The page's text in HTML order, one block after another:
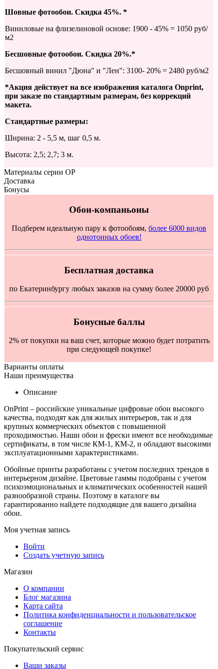
Шовные фотообои. Скидка 45%. *
Виниловые на флизелиновой основе: 1900 - 45% = 1050 руб/
м2
Бесшовные фотообои. Скидка 20%.*
Бесшовный винил "Дюна" и "Лен": 3100- 20% = 2480 руб/м2
*Акция действует на все изображения каталога Onprint,
при заказе по стандартным размерам, без коррекций
макета.
Стандартные размеры:
Ширина: 2 - 5,5 м, шаг 0,5 м.
Высота: 2,5; 2,7; 3 м.
Материалы серии OP
Доставка
Бонусы
Обои-компаньоны
Подберем идеальную пару к фотообоям, более 6000 видов
однотонных обоев!
Бесплатная доставка
по Екатеринбургу любых заказов на сумму более 20000 руб
Бонусные баллы
2% от покупки на ваш счет, которые можно будет потратить
при следующей покупке!
Варианты оплаты
Наши преимущества
Описание
OnPrint – российские уникальные цифровые обои высокого
качества, подходят как для жилых интерьеров, так и для
крупных коммерческих объектов с повышенной
проходимостью. Наши обои и фрески имеют все необходимые
сертификаты, в том числе КМ-1, КМ-2, и обладают высокими
эксплуатационными характеристиками.
Обойные принты разработаны с учетом последних трендов в
интерьерном дизайне. Цветовые гаммы подобраны с учетом
психоэмоциональных и климатических особенностей нашей
разнообразной страны. Поэтому в каталоге вы
гарантированно найдете подходящие для вашего дизайна
обои.
Моя учетная запись
Войти
Создать учетную запись
Магазин
О компании
Блог магазина
Карта сайта
Политика конфиденциальности и пользовательское
соглашение
Контакты
Покупательский сервис
Ваши заказы